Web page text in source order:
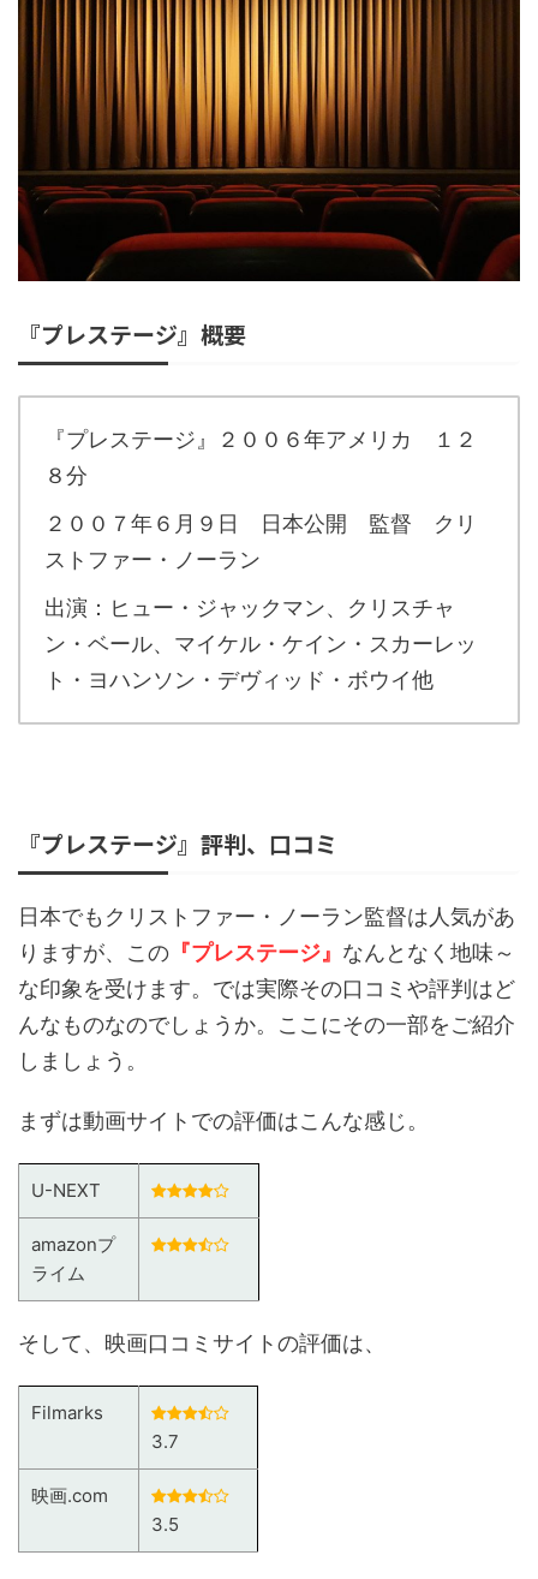
『プレステージ』概要
『プレステージ』２００６年アメリカ １２
８分
２００７年６月９日 日本公開 監督 クリ
ストファー・ノーラン
出演：ヒュー・ジャックマン、クリスチャ
ン・ベール、マイケル・ケイン・スカーレッ
ト・ヨハンソン・デヴィッド・ボウイ他
『プレステージ』評判、口コミ
日本でもクリストファー・ノーラン監督は人気があ
りますが、この 『プレステージ』 なんとなく地味～
な印象を受けます。では実際その口コミや評判はど
んなものなのでしょうか。ここにその一部をご紹介
しましょう。
まずは動画サイトでの評価はこんな感じ。
U-NEXT
amazonプ
ライム
そして、映画口コミサイトの評価は、
Filmarks
3.7
映画.com
3.5